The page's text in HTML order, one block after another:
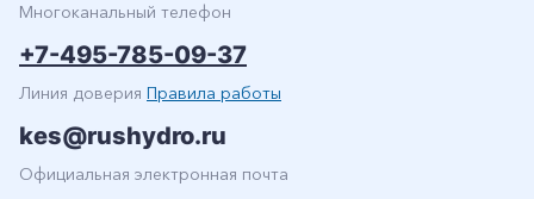
Многоканальный телефон
+7-495-785-09-37
Линия доверия Правила работы
kes@rushydro.ru
Официальная электронная почта